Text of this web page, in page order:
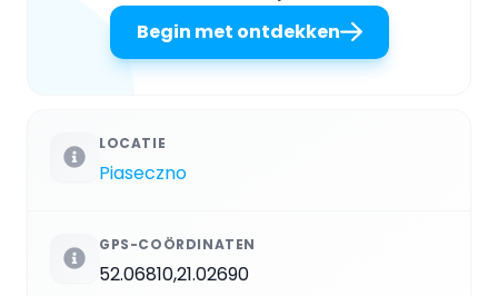
Begin met ontdekken
LOCATIE
Piaseczno
GPS-COÖRDINATEN
52.06810,21.02690